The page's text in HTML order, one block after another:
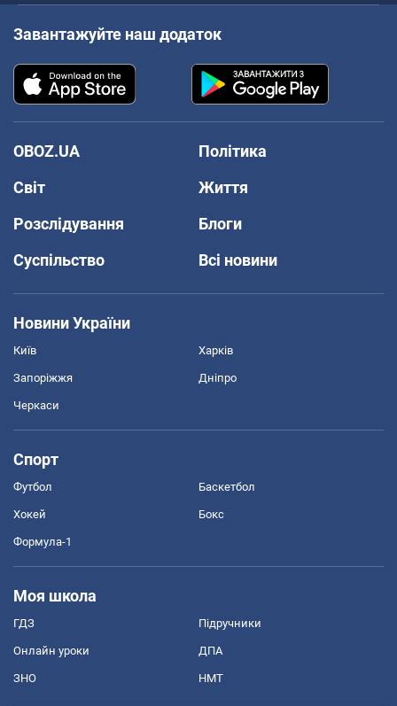
Завантажуйте наш додаток
OBOZ.UA
Політика
Світ
Життя
Розслідування
Блоги
Суспільство
Всі новини
Новини України
Київ Харків
Запоріжжя Дніпро
Черкаси
Спорт
Футбол Баскетбол
Хокей Бокс
Формула-1
Моя школа
ГДЗ Підручники
Онлайн уроки ДПА
ЗНО НМТ